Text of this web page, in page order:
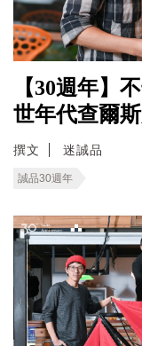
【30週年】
世年代查爾
撰文 迷誠品
誠品30週年